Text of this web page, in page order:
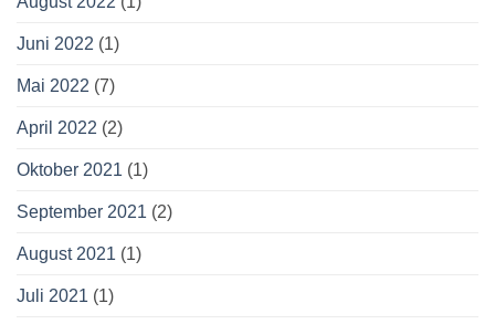
Juni 2022 (1)
Mai 2022 (7)
April 2022 (2)
Oktober 2021 (1)
September 2021 (2)
August 2021 (1)
Juli 2021 (1)